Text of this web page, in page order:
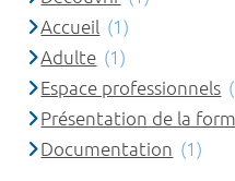
Accueil (1)
Adulte (1)
Espace professionnels
Présentation de la
Documentation (1)